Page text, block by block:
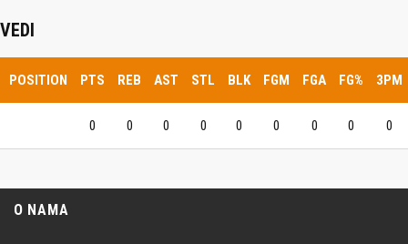
VEDI
POSITION PTS REB AST STL BLK FGM FGA FG% 3PM
0 0 0 0 0 0 0 0 0
O NAMA